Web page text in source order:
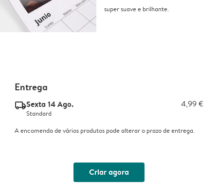
super suave e brilhante.
Entrega
delivery_standard_v2Sexta 14 Ago. 4,99 €
Standard
A encomenda de vários produtos pode alterar o prazo de entrega.
Criar agora